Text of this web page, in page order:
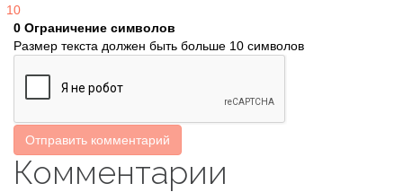
10
0 Ограничение символов
Размер текста должен быть больше 10 символов
Отправить комментарий
Комментарии